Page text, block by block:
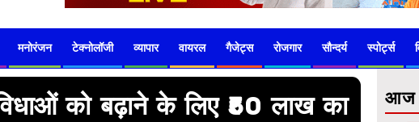
मनोरंजन टेक्नोलॉजी व्यापार वायरल गैजेट्स रोजगार सौन्दर्य स्पोर्ट्स
को बढ़ाने के लिए ₹50 लाख का
आज